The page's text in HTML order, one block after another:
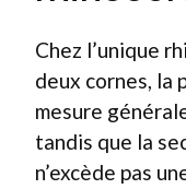
Chez l’unique
deux cornes, la
mesure
tandis que la
n’excède pas